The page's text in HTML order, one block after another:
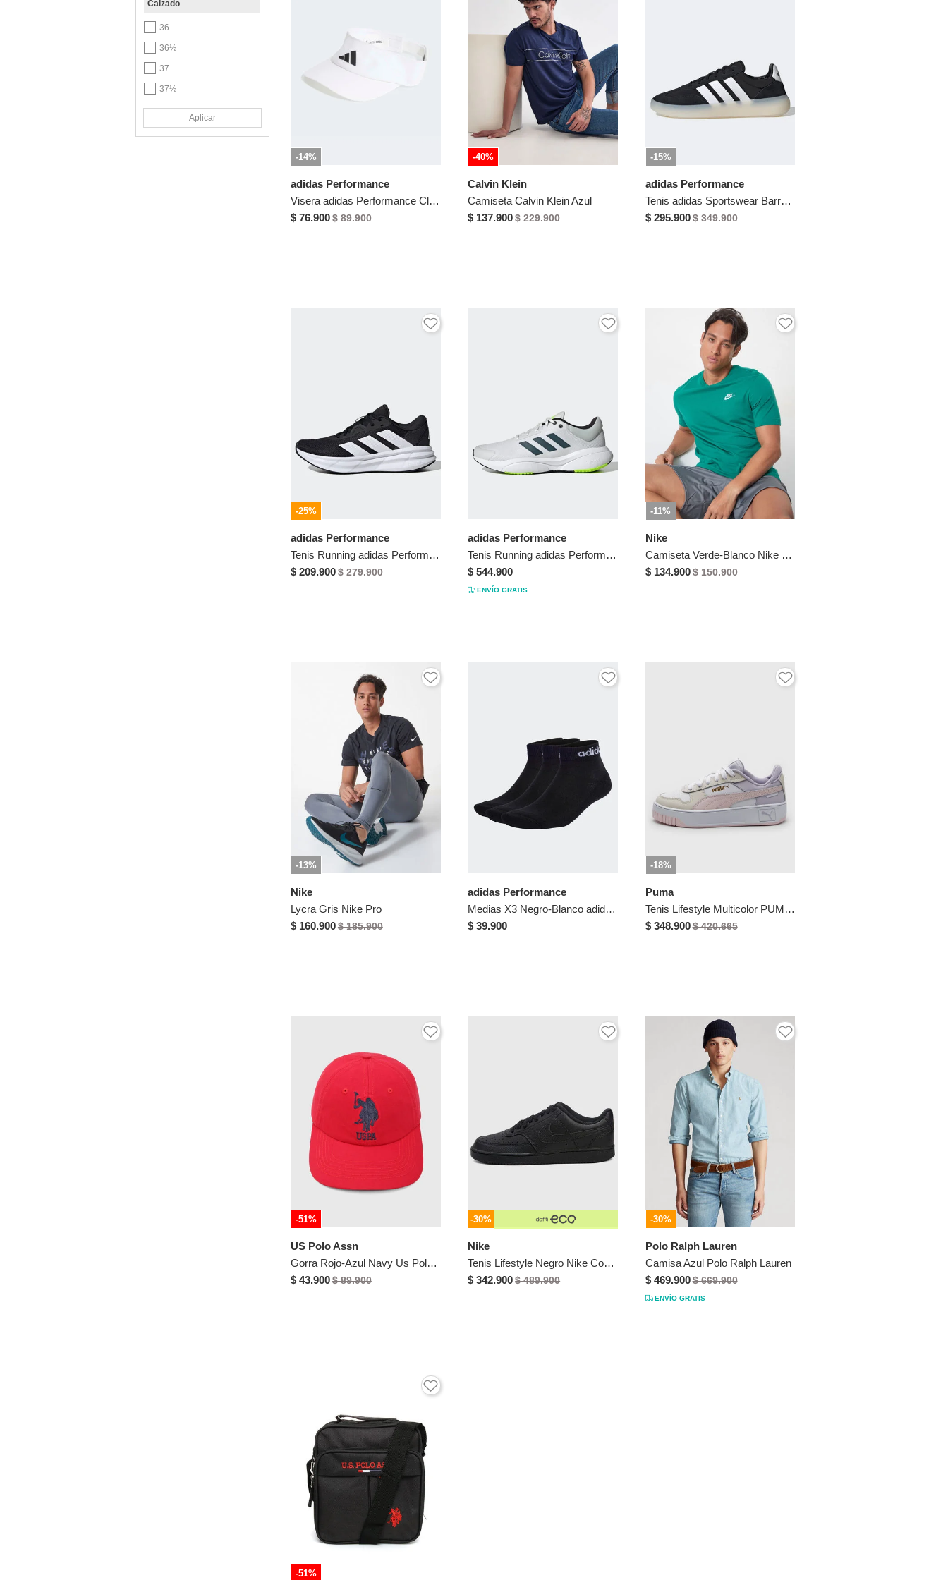
Calzado
36
36½
37
37½
38
38½
Aplicar
-14%
adidas Performance
Visera adidas Performance Climacool Blanco
$ 76.900$ 89.900
-40%
Calvin Klein
Camiseta Calvin Klein Azul
$ 137.900$ 229.900
-15%
adidas Performance
Tenis adidas Sportswear Barreda Decode Negro
$ 295.900$ 349.900
-25%
adidas Performance
Tenis Running adidas Performance Galaxy 7 Negro
$ 209.900$ 279.900
adidas Performance
Tenis Running adidas Performance Response Gris Claro
$ 544.900
ENVÍO GRATIS
-11%
Nike
Camiseta Verde-Blanco Nike Sportswear Club
$ 134.900$ 150.900
-13%
Nike
Lycra Gris Nike Pro
$ 160.900$ 185.900
adidas Performance
Medias X3 Negro-Blanco adidas Performance Linear
$ 39.900
-18%
Puma
Tenis Lifestyle Multicolor PUMA Carina Street
$ 348.900$ 420.665
-51%
US Polo Assn
Gorra Rojo-Azul Navy Us Polo Assn
$ 43.900$ 89.900
-30%
Nike
Tenis Lifestyle Negro Nike Court Vision Low Triple Black
$ 342.900$ 489.900
-30%
Polo Ralph Lauren
Camisa Azul Polo Ralph Lauren
$ 469.900$ 669.900
ENVÍO GRATIS
-51%